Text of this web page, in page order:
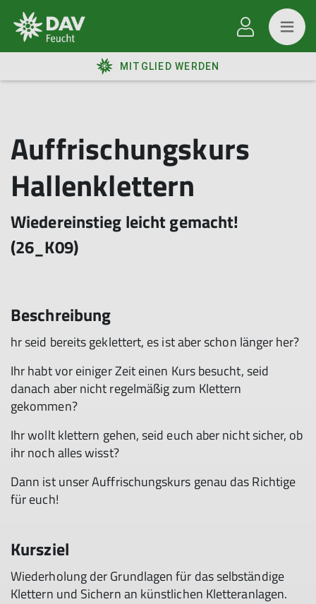
MITGLIED WERDEN
Auffrischungskurs
Hallenklettern
Wiedereinstieg leicht gemacht!
(26_K09)
Beschreibung
hr seid bereits geklettert, es ist aber schon länger her?
Ihr habt vor einiger Zeit einen Kurs besucht, seid
danach aber nicht regelmäßig zum Klettern
gekommen?
Ihr wollt klettern gehen, seid euch aber nicht sicher, ob
ihr noch alles wisst?
Dann ist unser Auffrischungskurs genau das Richtige
für euch!
Kursziel
Wiederholung der Grundlagen für das selbständige
Klettern und Sichern an künstlichen Kletteranlagen.